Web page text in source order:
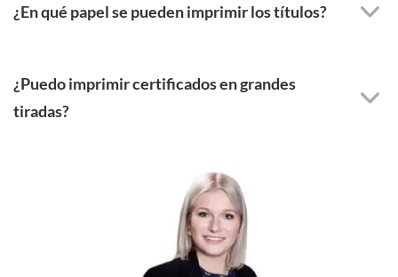
¿En qué papel se pueden imprimir los títulos?
¿Puedo imprimir certificados en grandes
tiradas?